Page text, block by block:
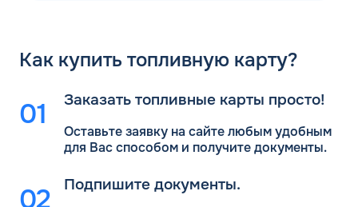
Как купить топливную карту?
Заказать топливные карты просто!
Оставьте заявку на сайте любым удобным
для Васспособом и получите документы.
Подпишите документы.